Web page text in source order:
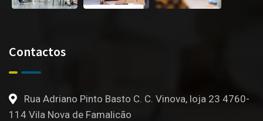
Contactos
Rua Adriano Pinto Basto C. C. Vinova, loja 23 4760-
114 Vila Nova de Famalicão